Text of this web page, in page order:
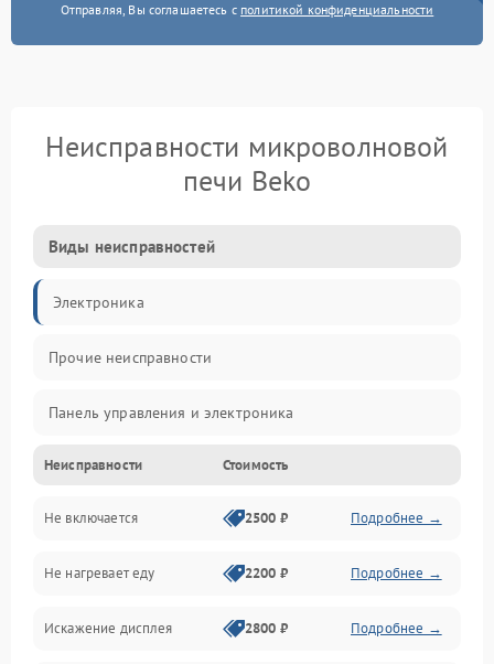
Отправляя, Вы соглашаетесь с политикой конфиденциальности
Неисправности микроволновой
печи Beko
Виды неисправностей
Электроника
Прочие неисправности
Панель управления и электроника
Дверца и корпус
Механика и внутренние элементы
Механические повреждения
Питание и запуск
Неисправности Стоимость
Не включается 2500 ₽ Подробнее →
Не нагревает еду 2200 ₽ Подробнее →
Искажение дисплея 2800 ₽ Подробнее →